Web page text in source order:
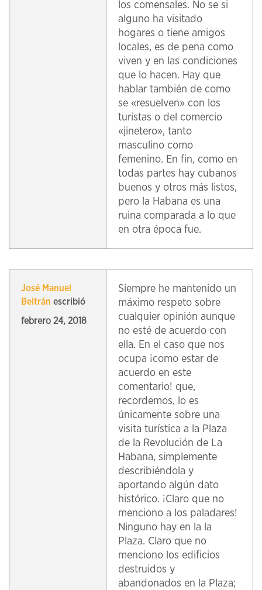
los comensales. No se si
alguno ha visitado
hogares o tiene amigos
locales, es de pena como
viven y en las condiciones
que lo hacen. Hay que
hablar también de como
se «resuelven» con los
turistas o del comercio
«jinetero», tanto
masculino como
femenino. En fin, como en
todas partes hay cubanos
buenos y otros más listos,
pero la Habana es una
ruina comparada a lo que
en otra época fue.
José Manuel
Beltrán escribió
febrero 24, 2018
Siempre he mantenido un
máximo respeto sobre
cualquier opinión aunque
no esté de acuerdo con
ella. En el caso que nos
ocupa ¡como estar de
acuerdo en este
comentario! que,
recordemos, lo es
únicamente sobre una
visita turística a la Plaza
de la Revolución de La
Habana, simplemente
describiéndola y
aportando algún dato
histórico. ¡Claro que no
menciono a los paladares!
Ninguno hay en la la
Plaza. Claro que no
menciono los edificios
destruidos y
abandonados en la Plaza;